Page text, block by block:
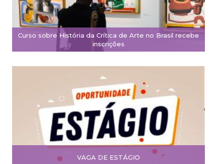
Curso sobre História da Crítica de Arte no Brasil recebe
inscrições
VAGA DE ESTÁGIO